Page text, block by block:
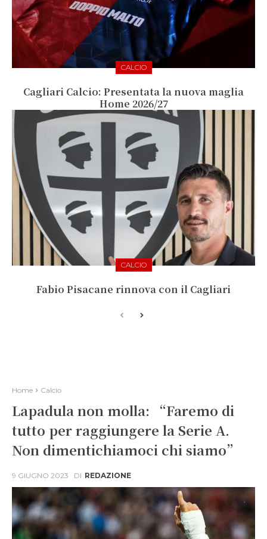
CALCIO
Cagliari Calcio: Presentata la nuova maglia
Home 2026/27
CALCIO
Fabio Pisacane rinnova con il Cagliari